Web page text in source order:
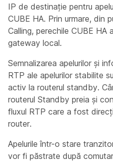
IP de destinație pentru
CUBE HA. Prin urmare, din
Calling, perechile CUBE HA
gateway local.
Semnalizarea apelurilor și
RTP ale apelurilor stabilite
activ la routerul standby.
routerul Standby preia și
fluxul RTP care a fost
router.
Apelurile într-o stare
vor fi păstrate după